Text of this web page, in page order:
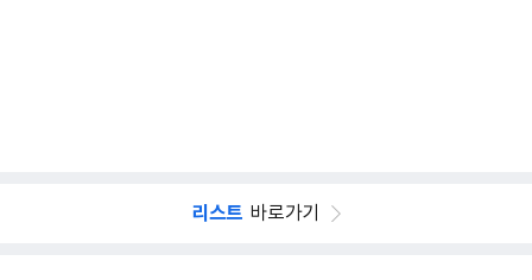
리스트 바로가기